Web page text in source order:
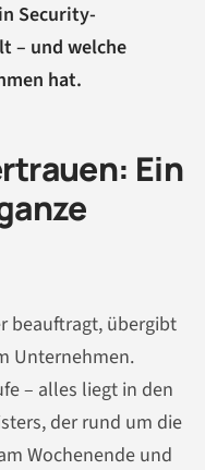
Security-
– und welche
hat.
Ein
beauftragt, übergibt
Unternehmen.
– alles liegt in den
der rund um die
Wochenende und